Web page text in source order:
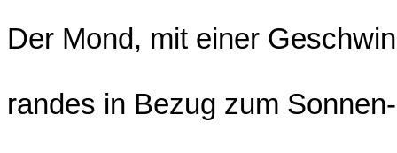
Der Mond, mit einer
randes in Bezug zum Sonnen-